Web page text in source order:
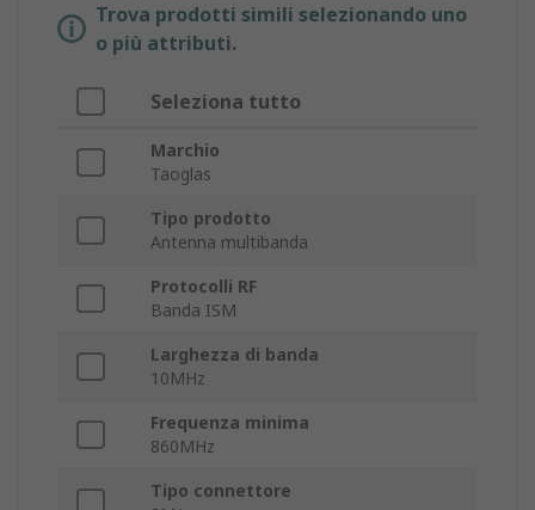
Trova prodotti simili selezionando uno
o più attributi.
Seleziona tutto
Marchio
Taoglas
Tipo prodotto
Antenna multibanda
Protocolli RF
Banda ISM
Larghezza di banda
10MHz
Frequenza minima
860MHz
Tipo connettore